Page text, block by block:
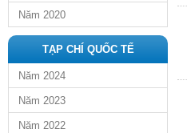
Năm 2020
TẠP CHÍ QUỐC TẾ
Năm 2024
Năm 2023
Năm 2022